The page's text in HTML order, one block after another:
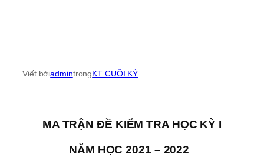
Viết bởiadmintrongKT CUỐI KỲ
MA TRẬN ĐỀ KIỂM TRA HỌC KỲ I
NĂM HỌC 2021 – 2022